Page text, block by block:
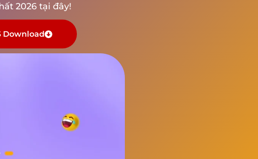
2026 tại đây!
Download